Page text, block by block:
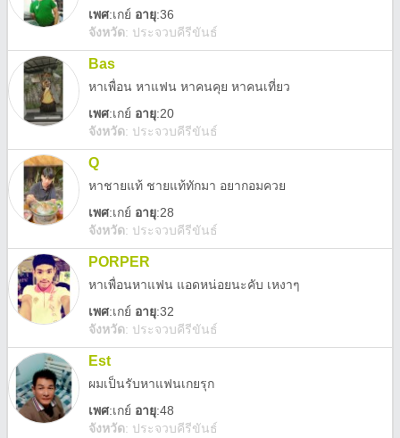
เพศ:เกย์ อายุ:36
จังหวัด: ประจวบคีรีขันธ์
Bas
หาเพื่อน หาแฟน หาคนคุย หาคนเที่ยว
เพศ:เกย์ อายุ:20
จังหวัด: ประจวบคีรีขันธ์
Q
หาชายแท้ ชายแท้ทักมา อยากอมควย
เพศ:เกย์ อายุ:28
จังหวัด: ประจวบคีรีขันธ์
PORPER
หาเพื่อนหาแฟน แอดหน่อยนะคับ เหงาๆ
เพศ:เกย์ อายุ:32
จังหวัด: ประจวบคีรีขันธ์
Est
ผมเป็นรับหาแฟนเกยรุก
เพศ:เกย์ อายุ:48
จังหวัด: ประจวบคีรีขันธ์